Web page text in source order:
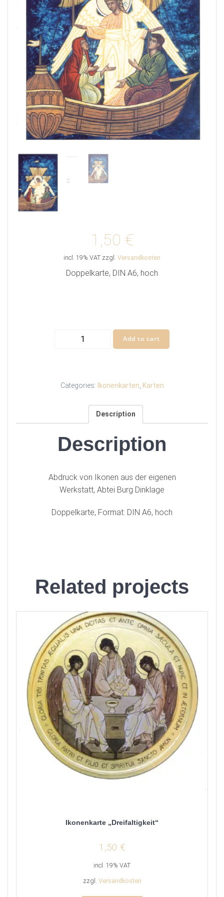
1,50 €
incl. 19% VAT zzgl. Versandkosten
Doppelkarte, DIN A6, hoch
Ikonenkarte
„Erzengel
Tobias
Sara“
quantity
Add to cart
Categories: Ikonenkarten Karten
Description
Description
Abdruck von Ikonen aus der eigenen
Werkstatt, Abtei Burg Dinklage
Doppelkarte, Format: DIN A6, hoch
Related projects
Ikonenkarte „Dreifaltigkeit“
1,50 €
incl. 19% VAT
zzgl. Versandkosten